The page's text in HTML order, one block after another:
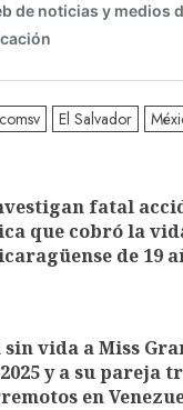
El Salvador
fatal
que cobró la
de 19
vida a Miss
y a su pareja
en